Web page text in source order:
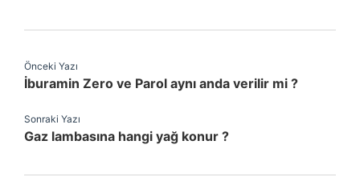
Önceki Yazı
İburamin Zero ve Parol aynı anda verilir mi ?
Sonraki Yazı
Gaz lambasına hangi yağ konur ?